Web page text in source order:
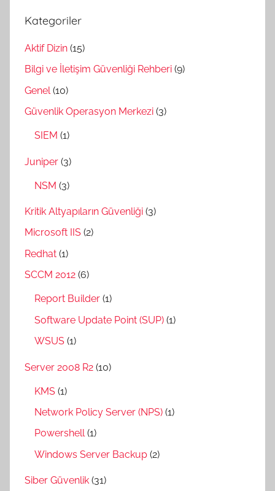
Kategoriler
Aktif Dizin (15)
Bilgi ve İletişim Güvenliği Rehberi (9)
Genel (10)
Güvenlik Operasyon Merkezi (3)
SIEM (1)
Juniper (3)
NSM (3)
Kritik Altyapıların Güvenliği (3)
Microsoft IIS (2)
Redhat (1)
SCCM 2012 (6)
Report Builder (1)
Software Update Point (SUP) (1)
WSUS (1)
Server 2008 R2 (10)
KMS (1)
Network Policy Server (NPS) (1)
Powershell(1)
Windows Server Backup (2)
Siber Güvenlik (31)